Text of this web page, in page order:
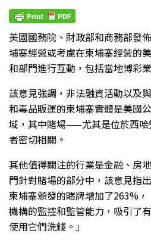
美國國務院、財政部和商務部發
埔寨經營或考慮在柬埔寨經營的
和部門進行互動，包括當地博彩
該意見強調，非法融資活動以及
和毒品販運的柬埔寨實體是美國
域，其中賭場——尤其是位於西
者密切相關。
其他值得關注的行業是金融、房
門針對賭場的部分中，該意見指
柬埔寨頒發的賭牌增加了263%
機構的監控和監管能力，吸引了
使用它們洗錢。」